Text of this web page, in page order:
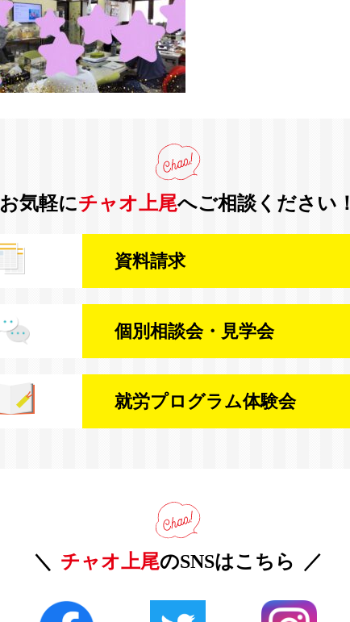
お気軽にチャオ上尾へご相談ください！
資料請求
個別相談会・ 見学会
就労プログラム体験会
チャオ上尾のSNSはこちら